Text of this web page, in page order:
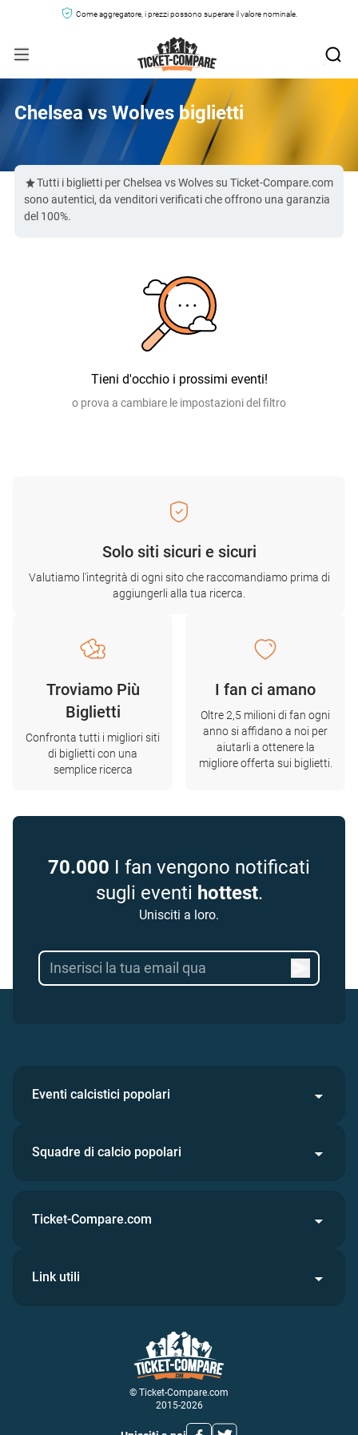
Come aggregatore, i prezzi possono superare il valore nominale.
Chelsea vs Wolves biglietti
Tutti i biglietti per Chelsea vs Wolves su Ticket-Compare.com
sono autentici, da venditori verificati che offrono una garanzia
del 100%.
Tieni d'occhio i prossimi eventi!
o prova a cambiare le impostazioni del filtro
Solo siti sicuri e sicuri
Valutiamo l'integrità di ogni sito che raccomandiamo prima di
aggiungerli alla tua ricerca.
Troviamo Più
Biglietti
Confronta tutti i migliori siti
di biglietti con una
semplice ricerca
I fan ci amano
Oltre 2,5 milioni di fan ogni
anno si affidano a noi per
aiutarli a ottenere la
migliore offerta sui biglietti.
70.000 I fan vengono notificati
sugli eventi hottest.
Unisciti a loro.
Eventi calcistici popolari
Squadre di calcio popolari
© Ticket-Compare.com
2015-2026
Ticket-Compare.com
Link utili